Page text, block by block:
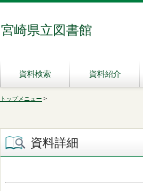
宮崎県立図書館
資料検索 資料紹介
トップメニュー >
資料詳細